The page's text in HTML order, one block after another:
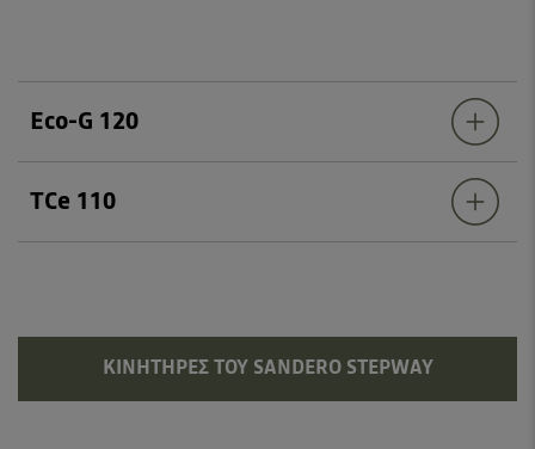
Eco-G 120
TCe 110
ΚΙΝΗΤΉΡΕΣ ΤΟΥ SANDERO STEPWAY